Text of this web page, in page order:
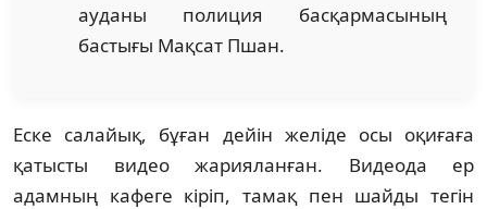
ауданы полиция басқармасының
бастығы Мақсат Пшан.
Еске салайық, бұған дейін желіде осы оқиғаға
қатысты видео жарияланған. Видеода ер
адамның кафеге кіріп, тамақ пен шайды тегін